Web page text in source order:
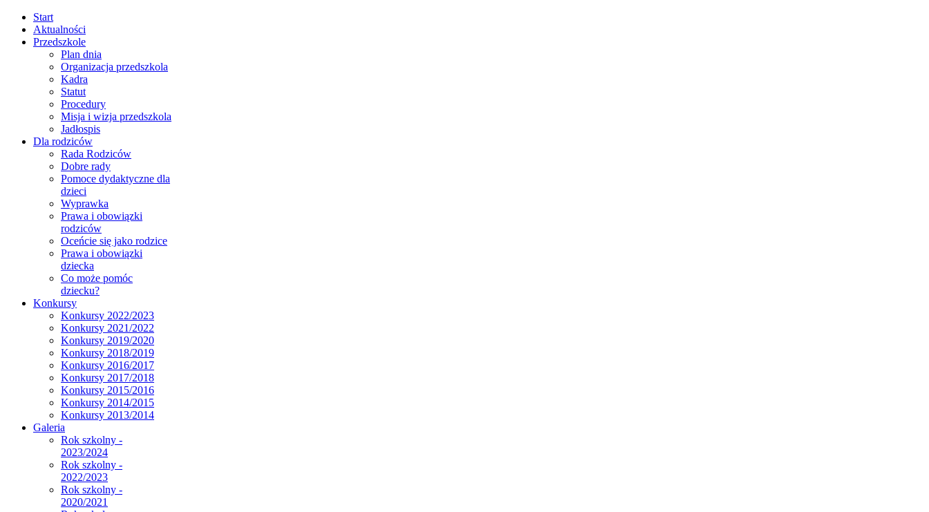
Start
Aktualności
Przedszkole
Plan dnia
Organizacja przedszkola
Kadra
Statut
Procedury
Misja i wizja przedszkola
Jadłospis
Dla rodziców
Rada Rodziców
Dobre rady
Pomoce dydaktyczne dla
dzieci
Wyprawka
Prawa i obowiązki
rodziców
Oceńcie się jako rodzice
Prawa i obowiązki
dziecka
Co może pomóc
dziecku?
Konkursy
Konkursy 2022/2023
Konkursy 2021/2022
Konkursy 2019/2020
Konkursy 2018/2019
Konkursy 2016/2017
Konkursy 2017/2018
Konkursy 2015/2016
Konkursy 2014/2015
Konkursy 2013/2014
Galeria
Rok szkolny -
2023/2024
Rok szkolny -
2022/2023
Rok szkolny -
2020/2021